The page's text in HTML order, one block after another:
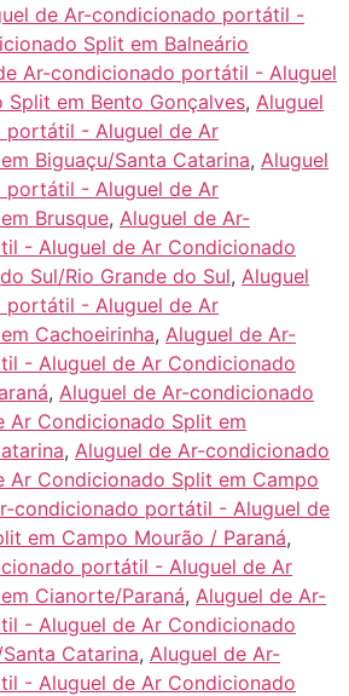
de Ar-condicionado portátil -
Split em Balneário
Ar-condicionado portátil - Aluguel
em Bento Gonçalves, Aluguel
portátil - Aluguel de Ar
Biguaçu/Santa Catarina, Aluguel
portátil - Aluguel de Ar
Brusque, Aluguel de Ar-
- Aluguel de Ar Condicionado
Sul/Rio Grande do Sul, Aluguel
portátil - Aluguel de Ar
Cachoeirinha, Aluguel de Ar-
- Aluguel de Ar Condicionado
, Aluguel de Ar-condicionado
Condicionado Split em
, Aluguel de Ar-condicionado
Condicionado Split em Campo
condicionado portátil - Aluguel de
em Campo Mourão / Paraná,
portátil - Aluguel de Ar
Cianorte/Paraná, Aluguel de Ar-
- Aluguel de Ar Condicionado
Catarina, Aluguel de Ar-
- Aluguel de Ar Condicionado